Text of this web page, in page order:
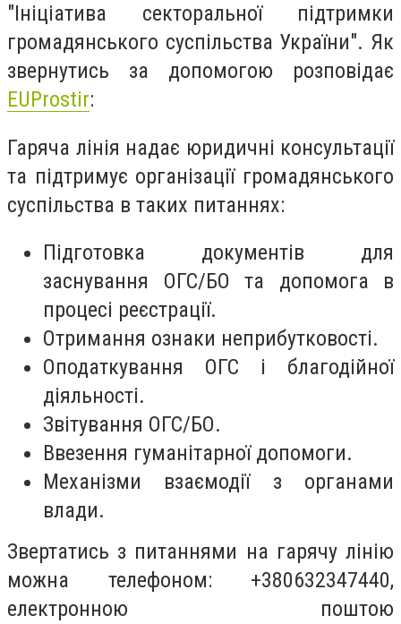
"Ініціатива секторальної підтримки
громадянського суспільства України". Як
звернутись за допомогою розповідає
EUProstir:
Гаряча лінія надає юридичні консультації
та підтримує організації громадянського
суспільства в таких питаннях:
Підготовка документів для
заснування ОГС/БО та допомога в
процесі реєстрації.
Отримання ознаки неприбутковості.
Оподаткування ОГС і благодійної
діяльності.
Звітування ОГС/БО.
Ввезення гуманітарної допомоги.
Механізми взаємодії з органами
влади.
Звертатись з питаннями на гарячу лінію
можна телефоном: +380632347440,
електронною поштою